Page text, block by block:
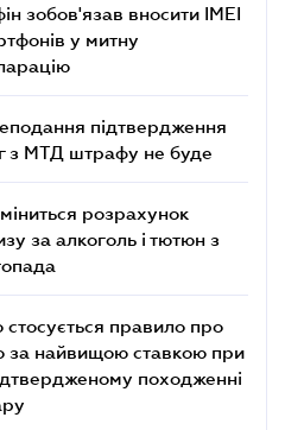
зобов'язав вносити IMEI
у митну
підтвердження
з МТД штрафу не буде
розрахунок
за алкоголь і тютюн з
стосується правило про
за найвищою ставкою при
походженні